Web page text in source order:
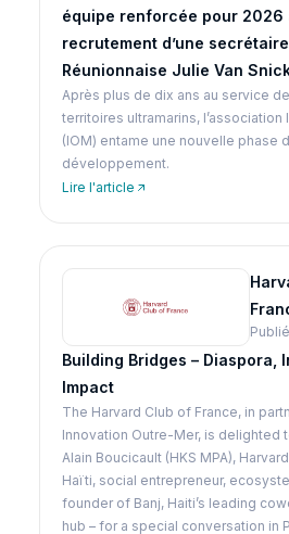
équipe renforcée pour 2026
recrutement d’une
Réunionnaise Julie Van
Après plus de dix ans au service
territoires ultramarins,
(IOM) entame une nouvelle phase
développement.
Lire l'article
Building Bridges – Diaspora,
Impact
The Harvard Club of France, in
Innovation Outre-Mer, is delighted
Alain Boucicault (HKS MPA),
Haïti, social entrepreneur,
founder of Banj, Haiti’s leading
hub – for a special conversation in